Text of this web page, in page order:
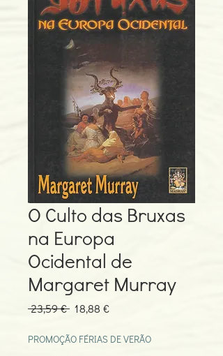
O Culto das Bruxas
na Europa
Ocidental de
Margaret Murray
23,59 € Preço
18,88 €Preço
PROMOÇÃO FÉRIAS DE VERÃO